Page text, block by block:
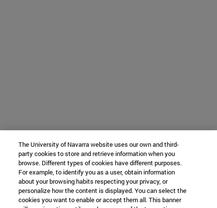
The University of Navarra website uses our own and third-
party cookies to store and retrieve information when you
browse. Different types of cookies have different purposes.
For example, to identify you as a user, obtain information
about your browsing habits respecting your privacy, or
personalize how the content is displayed. You can select the
cookies you want to enable or accept them all. This banner